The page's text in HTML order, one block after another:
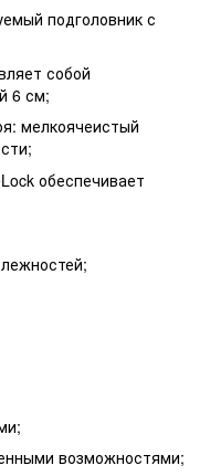
подголовник с
собой
6 см;
мелкоячеистый
обеспечивает
возможностями;